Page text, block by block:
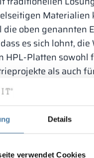
Details
verwendet Cookies
Materialien
die oben genannten
es sich lohnt, die
HPL-Platten sowohl
als auch
zu ziehen.
im